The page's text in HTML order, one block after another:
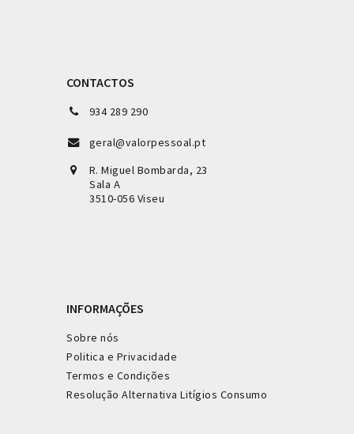
CONTACTOS
934 289 290
geral@valorpessoal.pt
R. Miguel Bombarda, 23
Sala A
3510-056 Viseu
INFORMAÇÕES
Sobre nós
Politica e Privacidade
Termos e Condições
Resolução Alternativa Litígios Consumo